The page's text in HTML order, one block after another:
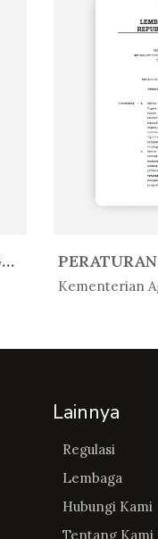
PERATURAN MENTERI AGAMA REPUBLIK...
Kementerian
In
Lainnya
Regulasi
Lembaga
Hubungi Kami
Tentang Kami